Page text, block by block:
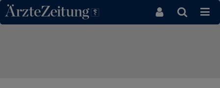
Direkt zum Inhaltsbereich